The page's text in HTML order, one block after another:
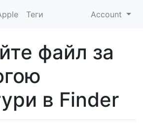
Теги Account
файл за
в Finder